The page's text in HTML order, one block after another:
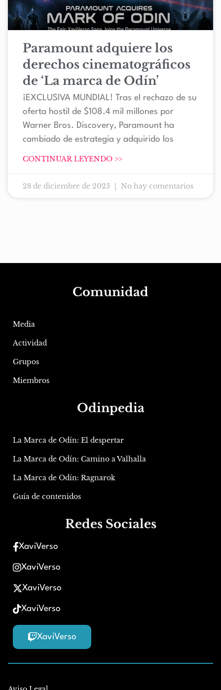
Paramount adquiere los
derechos cinematográficos
de ‘La marca de Odín’
¡EXCLUSIVA MUNDIAL! Tras el rechazo de su
oferta hostil de $108.4 mil millones por
Warner Bros. Discovery, Paramount ha
cambiado de estrategia y adquirido los
CONTINUAR LEYENDO >>
28 de diciembre de 2025 No hay comentarios
Comunidad
Media
Actividad
Grupos
Miembros
Odinpedia
La Marca de Odín: El despertar
La Marca de Odín: Camino a Valhalla
La Marca de Odín: Ragnarok
Guía de contenidos
Redes Sociales
XaviVerso
XaviVerso
XaviVerso
XaviVerso
XaviVerso